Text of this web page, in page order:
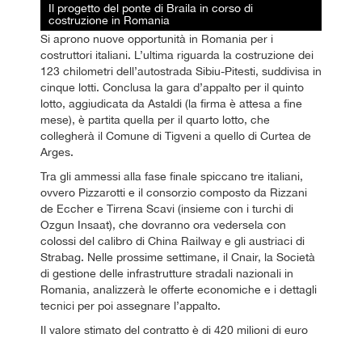
Il progetto del ponte di Braila in corso di
costruzione in Romania
Si aprono nuove opportunità in Romania per i
costruttori italiani. L’ultima riguarda la costruzione dei
123 chilometri dell’autostrada Sibiu-Pitesti, suddivisa in
cinque lotti. Conclusa la gara d’appalto per il quinto
lotto, aggiudicata da Astaldi (la firma è attesa a fine
mese), è partita quella per il quarto lotto, che
collegherà il Comune di Tigveni a quello di Curtea de
Arges.
Tra gli ammessi alla fase finale spiccano tre italiani,
ovvero Pizzarotti e il consorzio composto da Rizzani
de Eccher e Tirrena Scavi (insieme con i turchi di
Ozgun Insaat), che dovranno ora vedersela con
colossi del calibro di China Railway e gli austriaci di
Strabag. Nelle prossime settimane, il Cnair, la Società
di gestione delle infrastrutture stradali nazionali in
Romania, analizzerà le offerte economiche e i dettagli
tecnici per poi assegnare l’appalto.
Il valore stimato del contratto è di 420 milioni di euro